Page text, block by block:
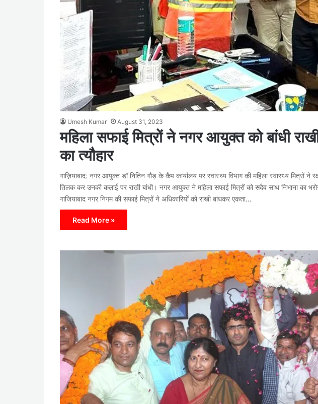
Umesh Kumar August 31, 2023
महिला सफाई मित्रों ने नगर आयुक्त को बांधी
का त्यौहार
गाज़ियाबाद: नगर आयुक्त डॉ नितिन गौड़ के कैंप कार्यालय पर स्वास्थ्य विभाग की महिला स्वास्थ्य मित्रों
तिलक कर उनकी कलाई पर राखी बांधी। नगर आयुक्त ने महिला सफाई मित्रों को सदैव साथ निभाना का
गाजियाबाद नगर निगम की सफाई मित्रों ने अधिकारियों को राखी बांधकर एकता…
Read More »